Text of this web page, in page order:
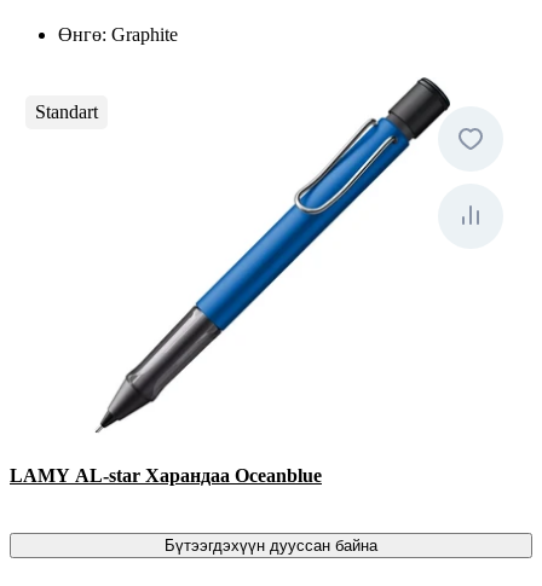
Өнгө: Graphite
Standart
LAMY AL-star Харандаа Oceanblue
Бүтээгдэхүүн дууссан байна